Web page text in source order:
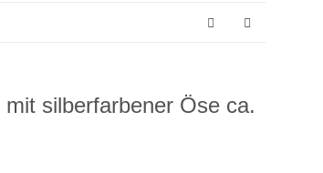
silberfarbener Öse ca.